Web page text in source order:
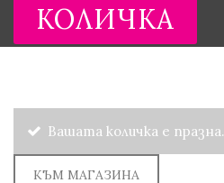
КОЛИЧКА
Вашата количка е празна.
КЪМ МАГАЗИНА